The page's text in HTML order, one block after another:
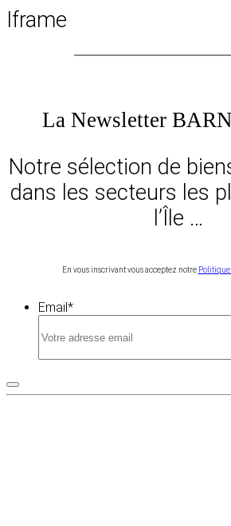
Iframe
La Newsletter
Notre sélection de
dans les secteurs les
l’Île …
En vous inscrivant vous acceptez notre Politique
Email*